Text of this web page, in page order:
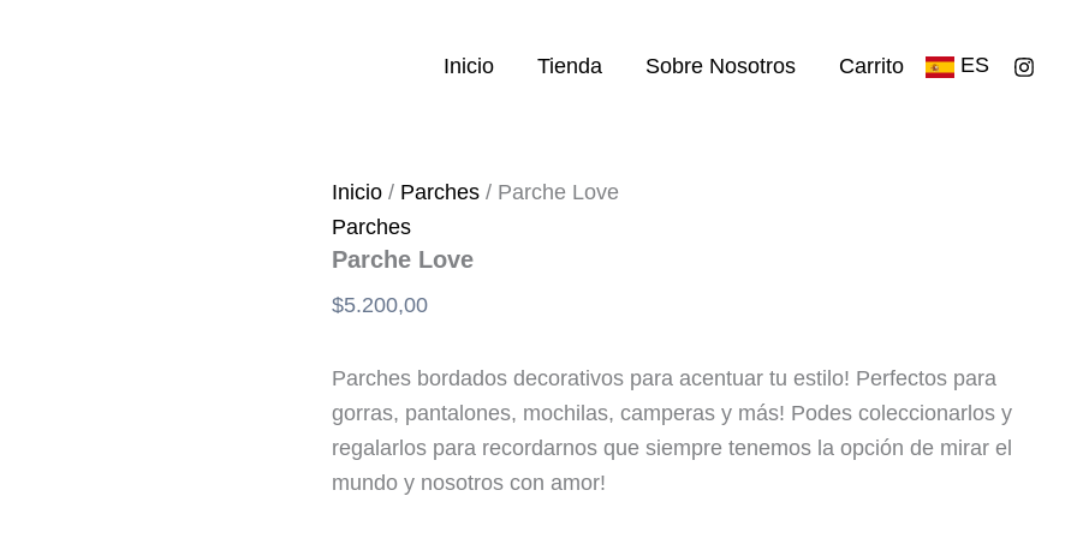
Inicio Tienda Sobre Nosotros Carrito ES
Inicio / Parches / Parche Love
Parches
Parche Love
$5.200,00
Parches bordados decorativos para acentuar tu estilo! Perfectos para
gorras, pantalones, mochilas, camperas y más! Podes coleccionarlos y
regalarlos para recordarnos que siempre tenemos la opción de mirar el
mundo y nosotros con amor!